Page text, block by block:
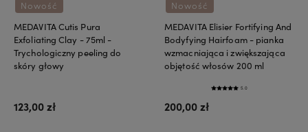
Nowość
MEDAVITA Cutis Pura
Exfoliating Clay - 75ml -
Trychologiczny peeling do
skóry głowy
123,00 zł
Nowość
MEDAVITA Elisier Fortifying And
Bodyfying Hairfoam - pianka
wzmacniająca i zwiększająca
objętość włosów 200 ml
5.0
200,00 zł